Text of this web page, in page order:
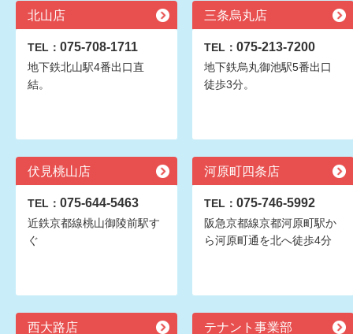
北山店
TEL： 075-708-1711
地下鉄北山駅4番出口直
結。
三条烏丸店
TEL： 075-213-7200
地下鉄烏丸御池駅5番出口
徒歩3分。
伏見桃山店
TEL： 075-644-5463
近鉄京都線桃山御陵前駅す
ぐ
河原町四条店
TEL： 075-746-5992
阪急京都線京都河原町駅か
ら河原町通を北へ徒歩4分
西大路店 テナント事業部